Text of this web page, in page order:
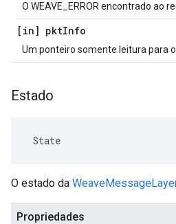
O WEAVE_ERROR encontrado ao
[in] pktInfo
Um ponteiro somente leitura para
Estado
State
O estado da
Propriedades